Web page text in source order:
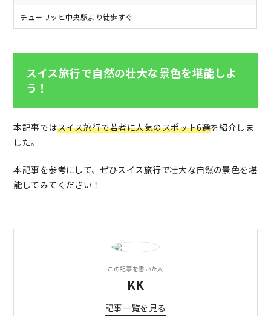
チューリッヒ中央駅より徒歩すぐ
スイス旅行で自然の壮大な景色を堪能しよ
う！
本記事ではスイス旅行で若者に人気のスポット6選を紹介しま
した。
本記事を参考にして、ぜひスイス旅行で壮大な自然の景色を堪
能してみてください！
この記事を書いた人
KK
記事一覧を見る